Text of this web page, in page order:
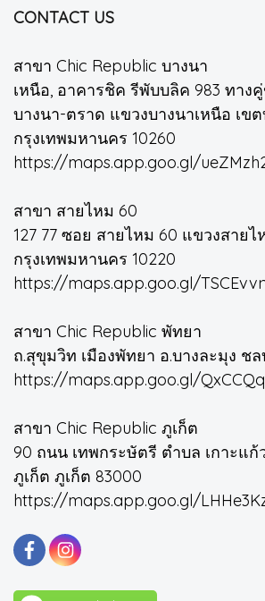
CONTACT US
สาขา Chic Republic บางนา
เหนือ, อาคารชิค รีพับบลิค 983 ทาง
บางนา-ตราด แขวงบางนาเหนือ เข
กรุงเทพมหานคร 10260
https://maps.app.goo.gl/
สาขา สายไหม 60
127 77 ซอย สายไหม 60 แขวงสาย
กรุงเทพมหานคร 10220
https://maps.app.goo.gl/
สาขา Chic Republic พัทยา
ถ.สุขุมวิท เมืองพัทยา อ.บางละมุง ชล
https://maps.app.goo.gl/
สาขา Chic Republic ภูเก็ต
90 ถนน เทพกระษัตรี ตำบล เกาะแก้
ภูเก็ต ภูเก็ต 83000
https://maps.app.goo.gl/